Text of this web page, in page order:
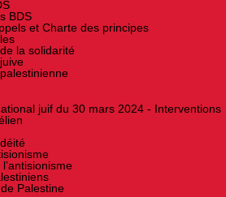
BDS
et Charte des principes
la solidarité
juif du 30 mars 2024 - Interventions
Palestine